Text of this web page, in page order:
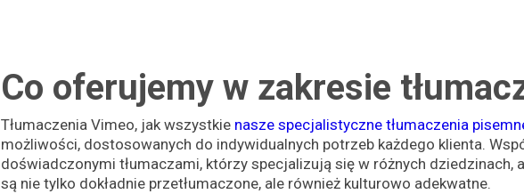
Co oferujemy w zakresie
Tłumaczenia Vimeo, jak wszystkie nasze specjalistyczne tłumaczenia
możliwości, dostosowanych do indywidualnych potrzeb każdego klienta.
doświadczonymi tłumaczami, którzy specjalizują się w różnych dziedzinach,
są nie tylko dokładnie przetłumaczone, ale również kulturowo adekwatne.